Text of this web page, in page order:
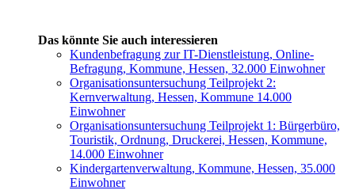
Das könnte Sie auch interessieren
Kundenbefragung zur IT-Dienstleistung, Online-
Befragung, Kommune, Hessen, 32.000 Einwohner
Organisationsuntersuchung Teilprojekt 2:
Kernverwaltung, Hessen, Kommune 14.000
Einwohner
Organisationsuntersuchung Teilprojekt 1: Bürgerbüro,
Touristik, Ordnung, Druckerei, Hessen, Kommune,
14.000 Einwohner
Kindergartenverwaltung, Kommune, Hessen, 35.000
Einwohner